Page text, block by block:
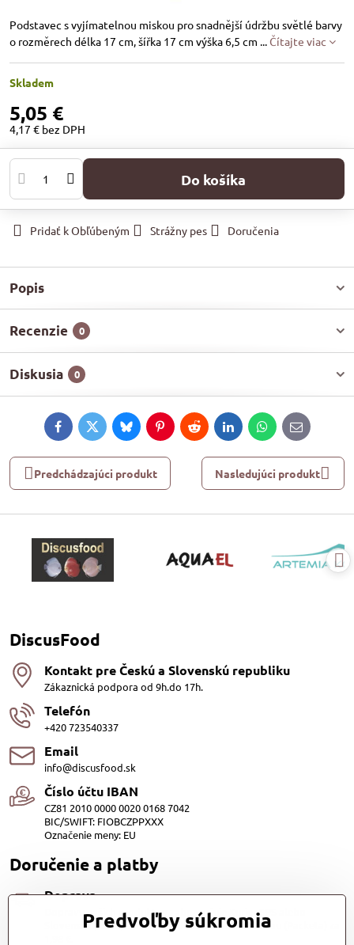
Podstavec s vyjímatelnou miskou pro snadnější údržbu světlé barvy
o rozměrech délka 17 cm, šířka 17 cm výška 6,5 cm ...Čítajte viac
Skladem
5,05 €
4,17 € bez DPH
Do košíka
Pridať k Obľúbeným Strážny pes Doručenia
Popis
Recenzie 0
Diskusia 0
FacebookTwitterBlueskyPinterestRedditLinkedInWhatsApp
E-
mail
Predchádzajúci produkt Nasledujúci produkt
DiscusFood
Kontakt pre Českú a Slovenskú republiku
Zákaznická podpora od 9h.do 17h.
Telefón
+420 723540337
Email
info@discusfood.sk
Číslo účtu IBAN
CZ81 2010 0000 0020 0168 7042
BIC/SWIFT: FIOBCZPPXXX
Označenie meny: EU
Doručenie a platby
Doprava
Dopravu našich produktov zabezpečuje Kurier SPS alebo
Slovenská pošta, cena 3,98 EUR. Alebo Zasilkovňou (Packeta) za
Predvoľby súkromia